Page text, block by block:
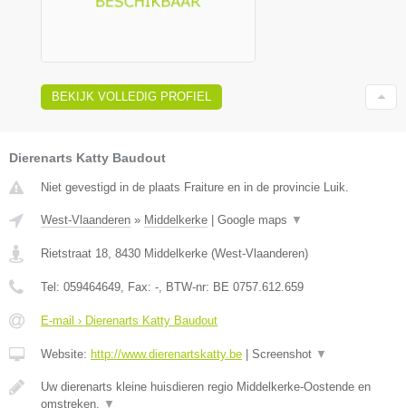
BEKIJK VOLLEDIG PROFIEL
Dierenarts Katty Baudout
Niet gevestigd in de plaats Fraiture en in de provincie Luik.
West-Vlaanderen » Middelkerke | Google maps ▼
Rietstraat 18 8430 Middelkerke (West-Vlaanderen)
Tel: 059464649 , Fax: - , BTW-nr: BE 0757.612.659
E-mail › Dierenarts Katty Baudout
Website: http://www.dierenartskatty.be | Screenshot ▼
Uw dierenarts kleine huisdieren regio Middelkerke-Oostende en
omstreken.
▼